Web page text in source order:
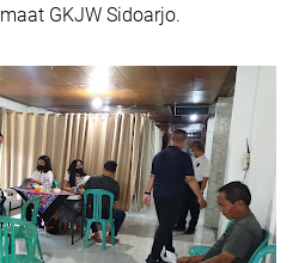
GKJW Sidoarjo.